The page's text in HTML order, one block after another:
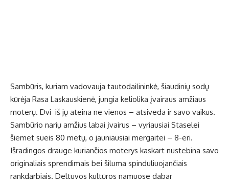
Sambūris, kuriam vadovauja tautodailininkė, šiaudinių sodų
kūrėja Rasa Laskauskienė, jungia keliolika įvairaus amžiaus
moterų. Dvi iš jų ateina ne vienos – atsiveda ir savo vaikus.
Sambūrio narių amžius labai įvairus – vyriausiai Staselei
šiemet sueis 80 metų, o jauniausiai mergaitei – 8-eri.
Išradingos drauge kuriančios moterys kaskart nustebina savo
originaliais sprendimais bei šiluma spinduliuojančiais
rankdarbiais. Deltuvos kultūros namuose dabar